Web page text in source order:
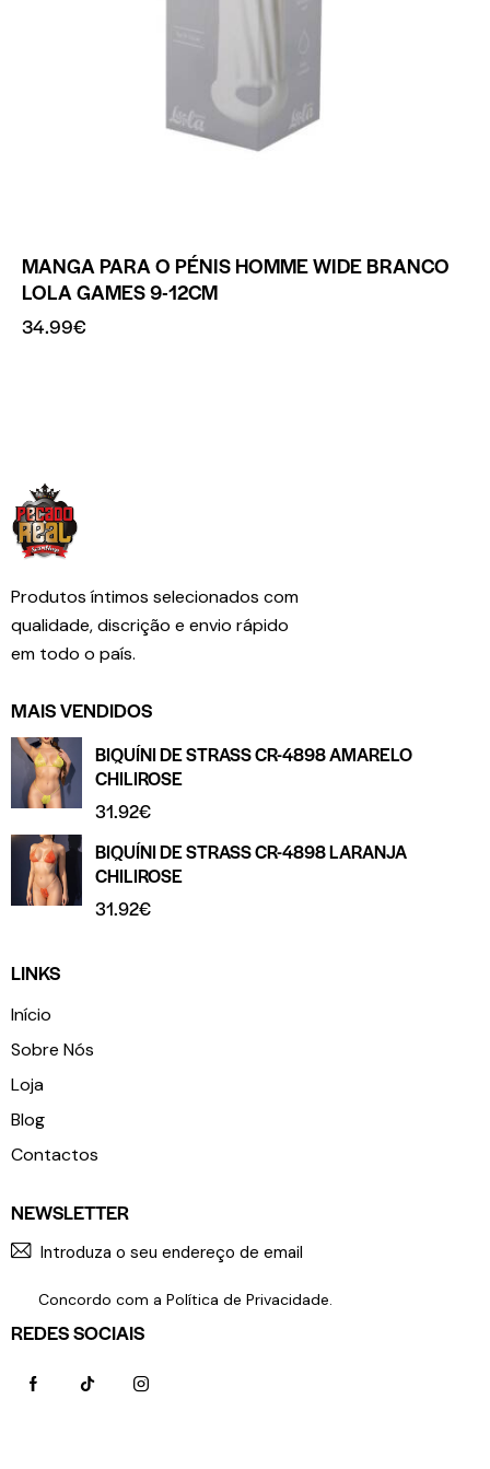
MANGA PARA O PÉNIS HOMME WIDE BRANCO
LOLA GAMES 9-12CM
34.99€
Produtos íntimos selecionados com
qualidade, discrição e envio rápido
em todo o país.
MAIS VENDIDOS
BIQUÍNI DE STRASS CR-4898 AMARELO
CHILIROSE
31.92€
BIQUÍNI DE STRASS CR-4898 LARANJA
CHILIROSE
31.92€
LINKS
Início
Sobre Nós
Loja
Blog
Contactos
NEWSLETTER
Concordo com a Política de Privacidade.
REDES SOCIAIS